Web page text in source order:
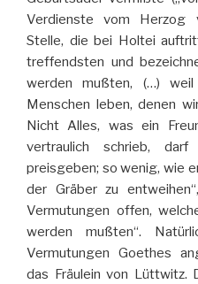
Verdienste vom Herzog
Stelle, die bei Holtei
treffendsten und
werden mußten, (…)
Menschen leben, denen
Nicht Alles, was ein
vertraulich schrieb,
preisgeben; so wenig, wie
der Gräber zu
Vermutungen offen,
werden mußten“.
Vermutungen Goethes
das Fräulein von Lüttwitz.